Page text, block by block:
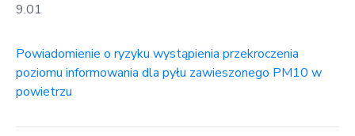
9.01
Powiadomienie o ryzyku wystąpienia przekroczenia
poziomu informowania dla pyłu zawieszonego PM10 w
powietrzu